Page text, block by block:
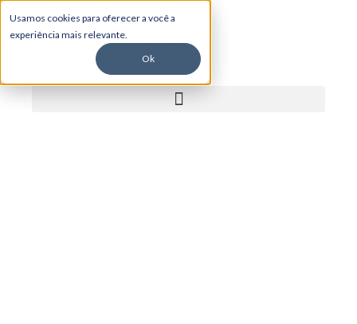
Usamos cookies para oferecer a você a
experiência mais relevante.
Ok